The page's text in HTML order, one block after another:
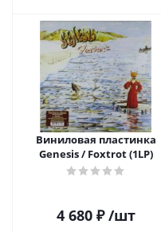
Виниловая пластинка
Genesis / Foxtrot (1LP)
4 680₽ /шт